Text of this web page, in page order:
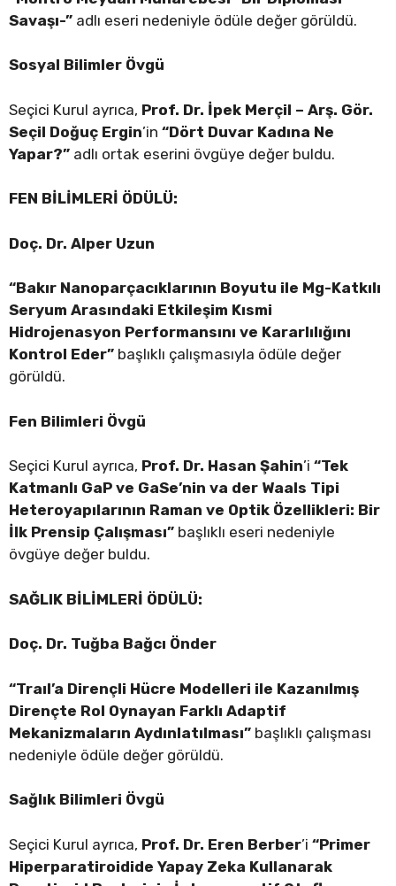
Savaşı-” adlı eseri nedeniyle ödüle değer görüldü.
Sosyal Bilimler Övgü
Seçici Kurul ayrıca, Prof. Dr. İpek Merçil – Arş. Gör.
Seçil Doğuç Ergin’in “Dört Duvar Kadına Ne
Yapar?” adlı ortak eserini övgüye değer buldu.
FEN BİLİMLERİ ÖDÜLÜ:
Doç. Dr. Alper Uzun
“Bakır Nanoparçacıklarının Boyutu ile Mg-Katkılı
Seryum Arasındaki Etkileşim Kısmi
Hidrojenasyon Performansını ve Kararlılığını
Kontrol Eder” başlıklı çalışmasıyla ödüle değer
görüldü.
Fen Bilimleri Övgü
Seçici Kurul ayrıca, Prof. Dr. Hasan Şahin’i “Tek
Katmanlı GaP ve GaSe’nin va der Waals Tipi
Heteroyapılarının Raman ve Optik Özellikleri: Bir
İlk Prensip Çalışması” başlıklı eseri nedeniyle
övgüye değer buldu.
SAĞLIK BİLİMLERİ ÖDÜLÜ:
Doç. Dr. Tuğba Bağcı Önder
“Traıl’a Dirençli Hücre Modelleri ile Kazanılmış
Dirençte Rol Oynayan Farklı Adaptif
Mekanizmaların Aydınlatılması” başlıklı çalışması
nedeniyle ödüle değer görüldü.
Sağlık Bilimleri Övgü
Seçici Kurul ayrıca, Prof. Dr. Eren Berber’i “Primer
Hiperparatiroidide Yapay Zeka Kullanarak